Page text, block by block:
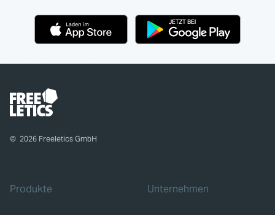
© 2026 Freeletics GmbH
Produkte Unternehmen